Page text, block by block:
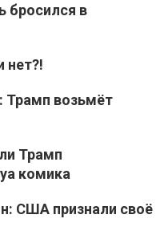
бросился в
нет?!
Трамп возьмёт
Трамп
комика
США признали своё